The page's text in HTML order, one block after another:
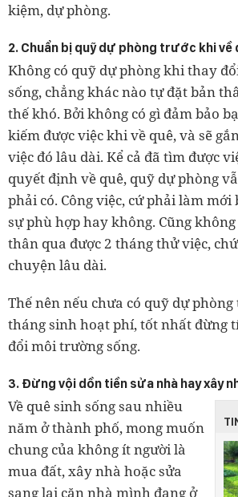
kiệm, dự phòng.
2. Chuẩn bị quỹ dự phòng trước khi về
Không có quỹ dự phòng khi thay
sống, chẳng khác nào tự đặt bản
thế khó. Bởi không có gì đảm bảo
kiếm được việc khi về quê, và sẽ
việc đó lâu dài. Kể cả đã tìm được
quyết định về quê, quỹ dự phòng
phải có. Công việc, cứ phải làm
sự phù hợp hay không. Cũng
thân qua được 2 tháng thử việc,
chuyện lâu dài.
Thế nên nếu chưa có quỹ dự
tháng sinh hoạt phí, tốt nhất đừng
đổi môi trường sống.
3. Đừng vội dồn tiền sửa nhà hay xây
Về quê sinh sống sau nhiều
năm ở thành phố, mong muốn
chung của không ít người là
mua đất, xây nhà hoặc sửa
sang lại căn nhà mình đang ở